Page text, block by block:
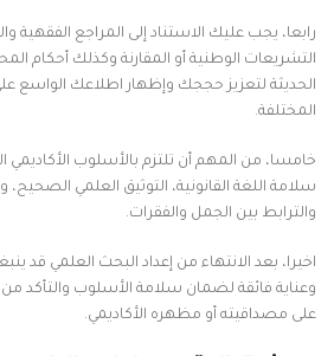
رابعا، يجب عليك الاستناد إلى المراجع الفقهية
التشريعات الوطنية أو المقارنة وكذلك أحكام
الحديثة لتعزيز حججك وإظهار اطلاعك الواسع
المختلفة.
خامسا، من المهم أن تلتزم بالأسلوب الأكاديمي
سلامة اللغة القانونية، التوثيق العلمي
والترابط بين الجمل والفقرات.
اخيرا، بعد الانتهاء من إعداد البحث العلمي قد
وعناية فائقة لضمان سلامة الأسلوب والتأكد
على مصداقيته أو مظهره الأكاديمي.